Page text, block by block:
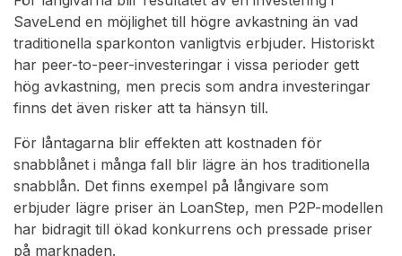
SaveLend en möjlighet till högre avkastning än vad
traditionella sparkonton vanligtvis erbjuder. Historiskt
har peer-to-peer-investeringar i vissa perioder gett
hög avkastning, men precis som andra investeringar
finns det även risker att ta hänsyn till.
För låntagarna blir effekten att kostnaden för
snabblånet i många fall blir lägre än hos traditionella
snabblån. Det finns exempel på långivare som
erbjuder lägre priser än LoanStep, men P2P-modellen
har bidragit till ökad konkurrens och pressade priser
på marknaden.